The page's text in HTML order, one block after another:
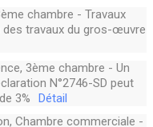
chambre - Travaux
travaux du gros-œuvre
3ème chambre - Un
N°2746-SD peut
3%
Détail
Chambre commerciale -